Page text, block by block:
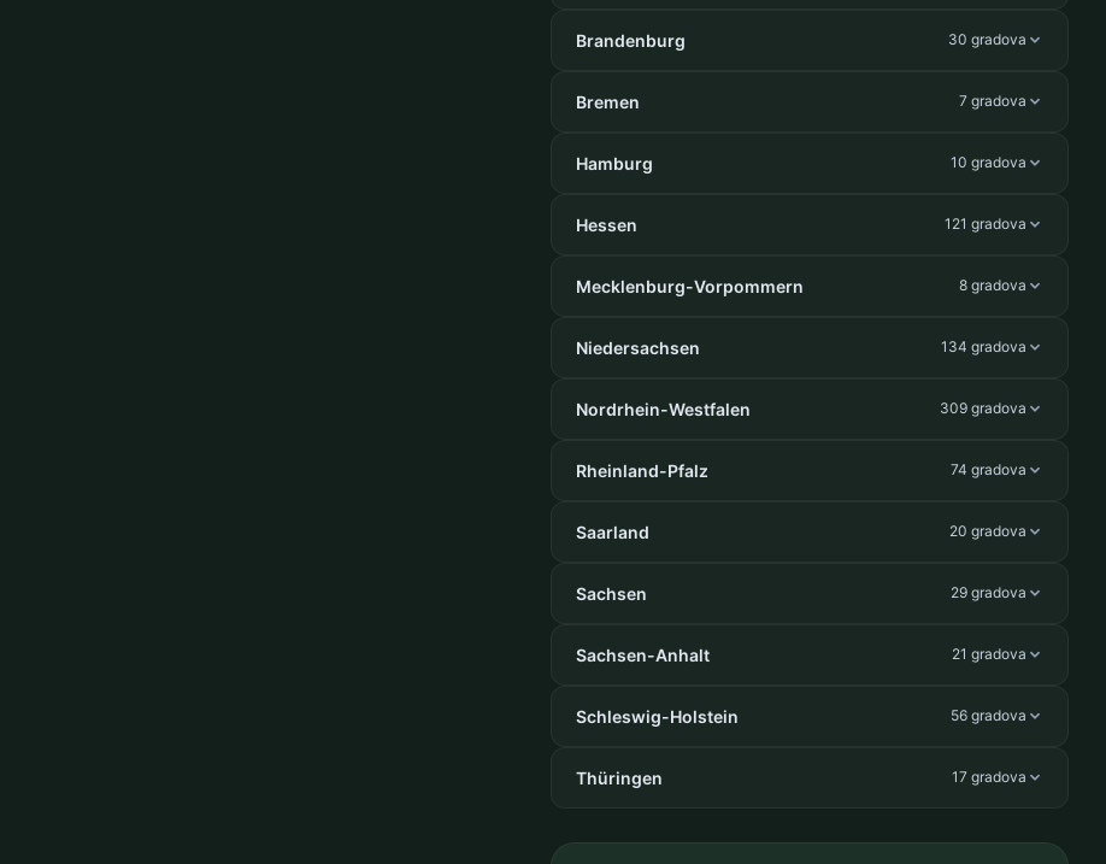
Brandenburg 30 gradova
Bremen 7 gradova
Hamburg 10 gradova
Hessen 121 gradova
Mecklenburg-Vorpommern 8 gradova
Niedersachsen 134 gradova
Nordrhein-Westfalen 309 gradova
Rheinland-Pfalz 74 gradova
Saarland 20 gradova
Sachsen 29 gradova
Sachsen-Anhalt 21 gradova
Schleswig-Holstein 56 gradova
Thüringen 17 gradova